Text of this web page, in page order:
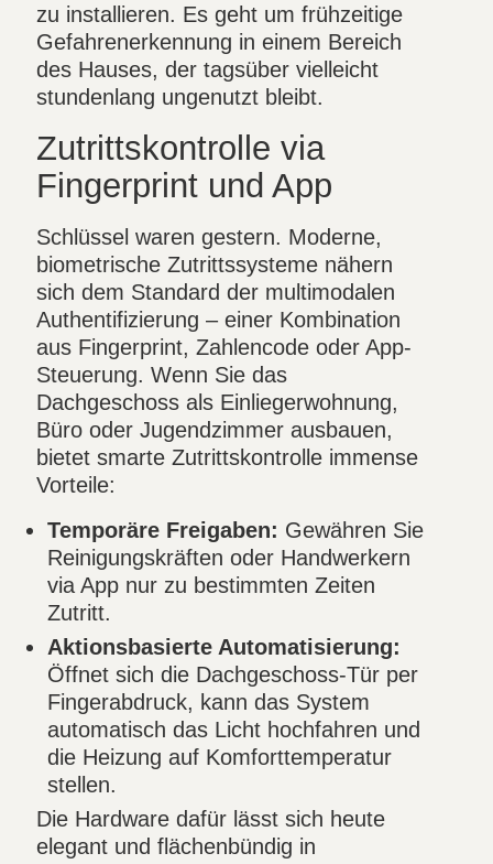
zu installieren. Es geht um frühzeitige
Gefahrenerkennung in einem Bereich
des Hauses, der tagsüber vielleicht
stundenlang ungenutzt bleibt.
Zutrittskontrolle via
Fingerprint und App
Schlüssel waren gestern. Moderne,
biometrische Zutrittssysteme nähern
sich dem Standard der multimodalen
Authentifizierung – einer Kombination
aus Fingerprint, Zahlencode oder App-
Steuerung. Wenn Sie das
Dachgeschoss als Einliegerwohnung,
Büro oder Jugendzimmer ausbauen,
bietet smarte Zutrittskontrolle immense
Vorteile:
Temporäre Freigaben: Gewähren Sie
Reinigungskräften oder Handwerkern
via App nur zu bestimmten Zeiten
Zutritt.
Aktionsbasierte Automatisierung:
Öffnet sich die Dachgeschoss-Tür per
Fingerabdruck, kann das System
automatisch das Licht hochfahren und
die Heizung auf Komforttemperatur
stellen.
Die Hardware dafür lässt sich heute
elegant und flächenbündig in